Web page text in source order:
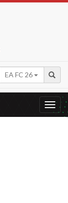
EA FC 26